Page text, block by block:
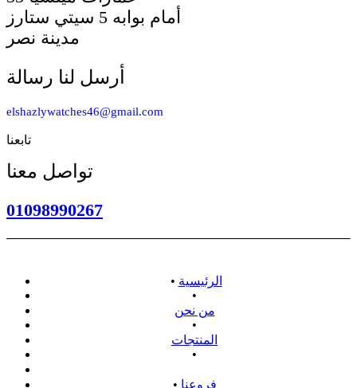
أمام بوابه 5 سيتي ستارز
مدينة نصر
أرسل لنا رسالة
elshazlywatches46@gmail.com
تابعنا
تواصل معنا
01098990267
• الرئيسية
•
من نحن
•
المنتجات
•
• فروعنا